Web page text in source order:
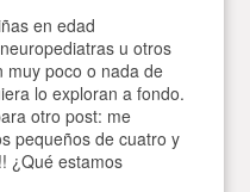
en edad
u otros
muy poco o nada de
lo exploran a fondo.
otro post: me
pequeños de cuatro y
¿Qué estamos